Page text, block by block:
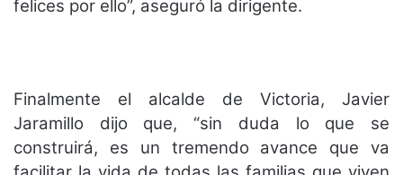
felices por ello”, aseguró la dirigente.
Finalmente el alcalde de Victoria, Javier
Jaramillo dijo que, “sin duda lo que se
construirá, es un tremendo avance que va